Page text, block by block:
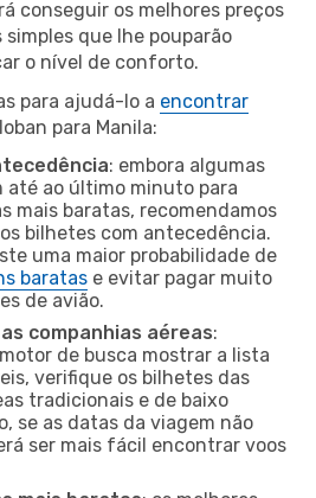
conseguir os melhores preços
que lhe pouparão
o nível de conforto.
para ajudá-lo a encontrar
para Manila:
: embora algumas
até ao último minuto para
mais baratas, recomendamos
bilhetes com antecedência.
uma maior probabilidade de
baratas e evitar pagar muito
de avião.
companhias aéreas:
de busca mostrar a lista
verifique os bilhetes das
tradicionais e de baixo
se as datas da viagem não
ser mais fácil encontrar voos